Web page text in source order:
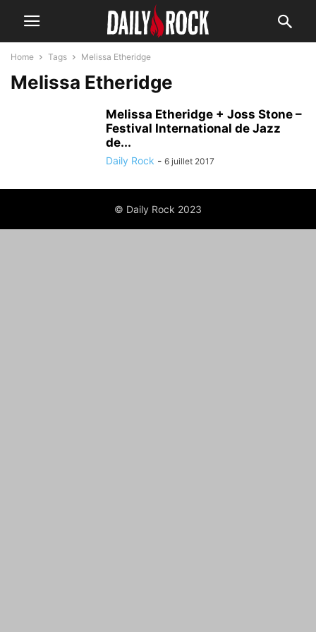
Home Tags Melissa Etheridge
Melissa Etheridge
Melissa Etheridge + Joss Stone –
Festival International de Jazz
de...
Daily Rock - 6 juillet 2017
© Daily Rock 2023